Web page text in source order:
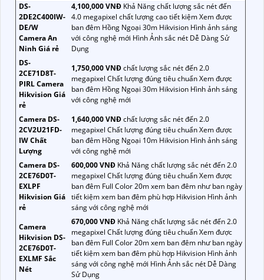
DS-
2DE2C400IW-
DE/W
Camera An
Ninh Giá rẻ
4,100,000 VNĐ Khả Năng chất lượng sắc nét đến
4.0 megapixel chất lượng cao tiết kiệm Xem được
ban đêm Hồng Ngoại 30m Hikvision Hình ảnh sáng
với công nghệ mới Hình Ảnh sắc nét Dễ Dàng Sử
Dụng
DS-
2CE71D8T-
PIRL Camera
Hikvision Giá
rẻ
1,750,000 VNĐchất lượng sắc nét đến 2.0
megapixel Chất lượng đúng tiêu chuẩn Xem được
ban đêm Hồng Ngoại 30m Hikvision Hình ảnh sáng
với công nghệ mới
Camera DS-
2CV2U21FD-
IW Chất
Lượng
1,640,000 VNĐchất lượng sắc nét đến 2.0
megapixel Chất lượng đúng tiêu chuẩn Xem được
ban đêm Hồng Ngoại 10m Hikvision Hình ảnh sáng
với công nghệ mới
Camera DS-
2CE76D0T-
EXLPF
Hikvision Giá
rẻ
600,000 VNĐ Khả Năng chất lượng sắc nét đến 2.0
megapixel Chất lượng đúng tiêu chuẩn Xem được
ban đêm Full Color 20m xem ban đêm như ban ngày
tiết kiệm xem ban đêm phù hợp Hikvision Hình ảnh
sáng với công nghệ mới
Camera
Hikvision DS-
2CE76D0T-
EXLMF Sắc
Nét
670,000 VNĐ Khả Năng chất lượng sắc nét đến 2.0
megapixel Chất lượng đúng tiêu chuẩn Xem được
ban đêm Full Color 20m xem ban đêm như ban ngày
tiết kiệm xem ban đêm phù hợp Hikvision Hình ảnh
sáng với công nghệ mới Hình Ảnh sắc nét Dễ Dàng
Sử Dụng